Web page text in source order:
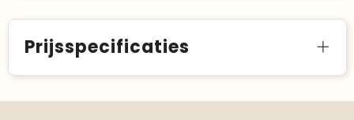
Prijsspecificaties